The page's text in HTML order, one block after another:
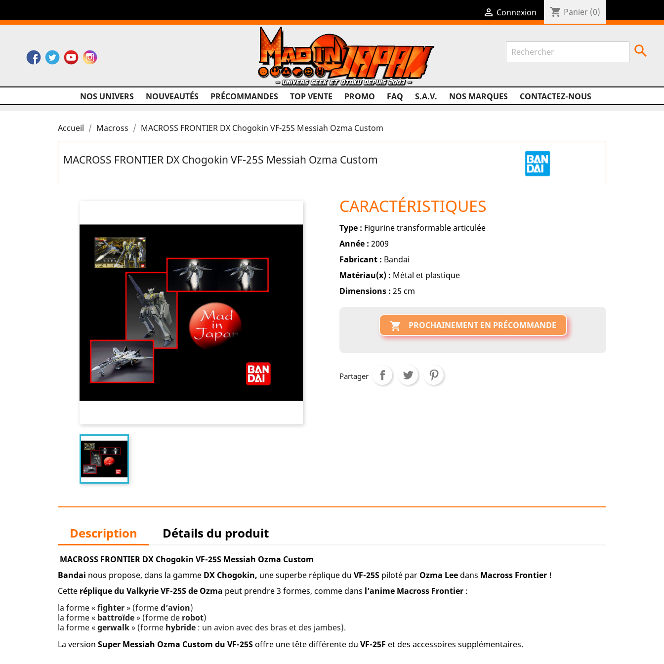
 Connexion shopping_cart Panier (0)
Facebook
TwitterYouTubeInstagram
NOS UNIVERS NOUVEAUTÉS PRÉCOMMANDES TOP VENTE PROMO FAQ S.A.V. NOS MARQUES CONTACTEZ-NOUS

Accueil Macross MACROSS FRONTIER DX Chogokin VF-25S Messiah Ozma Custom
MACROSS FRONTIER DX Chogokin VF-25S Messiah Ozma Custom
CARACTÉRISTIQUES
Type : Figurine transformable articulée
Année : 2009
Fabricant : Bandai
Matériau(x) : Métal et plastique
Dimensions : 25 cm
 PROCHAINEMENT EN PRÉCOMMANDE
Partager
Description Détails du produit
MACROSS FRONTIER DX Chogokin VF-25S Messiah Ozma Custom
Bandai nous propose, dans la gamme DX Chogokin, une superbe réplique du VF-25S piloté par Ozma Lee dans Macross Frontier !
Cette réplique du ValkyrieVF-25S de Ozma peut prendre 3 formes, comme dans l’anime Macross Frontier :
la forme «fighter» (formed’avion)
la forme « battroïde» (forme de robot)
la forme «gerwalk» (forme hybride : un avion avec des bras et des jambes).
La version Super Messiah Ozma Custom du VF-25S offre une tête différente du VF-25F et des accessoires supplémentaires.